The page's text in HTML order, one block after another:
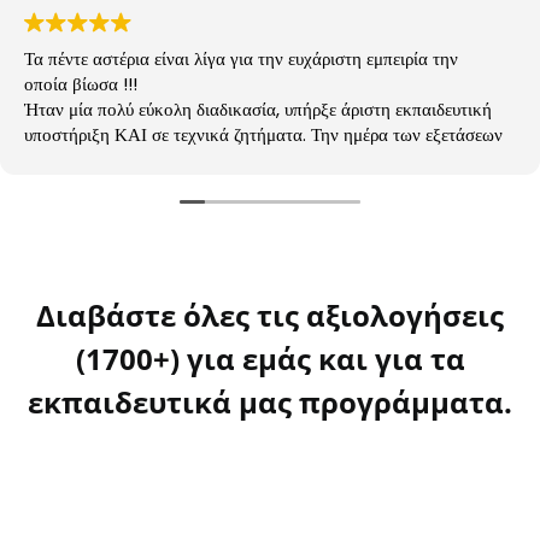
Τα πέντε αστέρια είναι λίγα για την ευχάριστη εμπειρία την
οποία βίωσα !!!
Ήταν μία πολύ εύκολη διαδικασία, υπήρξε άριστη εκπαιδευτική
υποστήριξη ΚΑΙ σε τεχνικά ζητήματα. Την ημέρα των εξετάσεων
διεκπεραίωση και ανάρτηση των απαντήσεων.
Διαβάστε όλες τις αξιολογήσεις
(1700+) για εμάς και για τα
εκπαιδευτικά μας προγράμματα.